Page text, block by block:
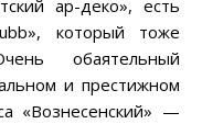
ар-деко», есть
который тоже
обаятельный
и престижном
«Вознесенский» —